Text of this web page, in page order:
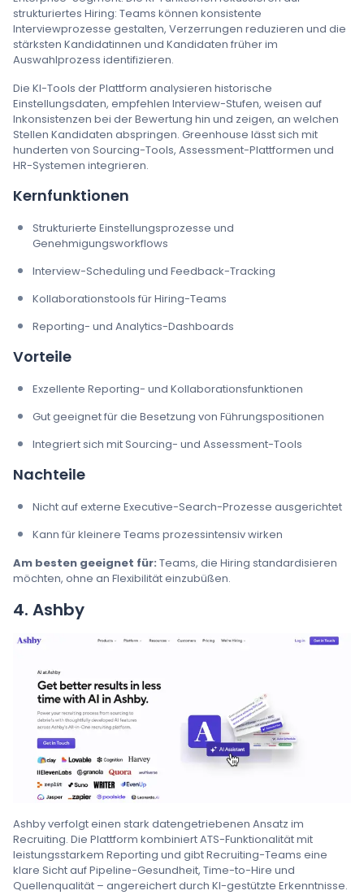
strukturiertes Hiring: Teams können konsistente
Interviewprozesse gestalten, Verzerrungen reduzieren und die
stärksten Kandidatinnen und Kandidaten früher im
Auswahlprozess identifizieren.
Die KI-Tools der Plattform analysieren historische
Einstellungsdaten, empfehlen Interview-Stufen, weisen auf
Inkonsistenzen bei der Bewertung hin und zeigen, an welchen
Stellen Kandidaten abspringen. Greenhouse lässt sich mit
hunderten von Sourcing-Tools, Assessment-Plattformen und
HR-Systemen integrieren.
Kernfunktionen
Strukturierte Einstellungsprozesse und
Genehmigungsworkflows
Interview-Scheduling und Feedback-Tracking
Kollaborationstools für Hiring-Teams
Reporting- und Analytics-Dashboards
Vorteile
Exzellente Reporting- und Kollaborationsfunktionen
Gut geeignet für die Besetzung von Führungspositionen
Integriert sich mit Sourcing- und Assessment-Tools
Nachteile
Nicht auf externe Executive-Search-Prozesse ausgerichtet
Kann für kleinere Teams prozessintensiv wirken
Am besten geeignet für: Teams, die Hiring standardisieren
möchten, ohne an Flexibilität einzubüßen.
4. Ashby
Ashby verfolgt einen stark datengetriebenen Ansatz im
Recruiting. Die Plattform kombiniert ATS-Funktionalität mit
leistungsstarkem Reporting und gibt Recruiting-Teams eine
klare Sicht auf Pipeline-Gesundheit, Time-to-Hire und
Quellenqualität – angereichert durch KI-gestützte Erkenntnisse.